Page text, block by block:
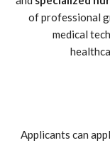
of professional
medical
Applicants can